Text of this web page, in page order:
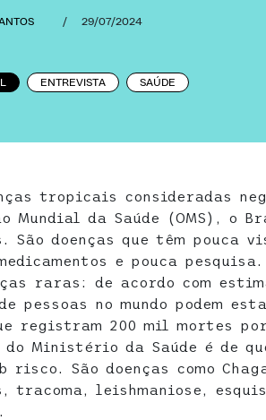
/ 29/07/2024
ENTREVISTA SAÚDE
tropicais consideradas
Mundial da Saúde (OMS), o
São doenças que têm pouca
e pouca
raras: de acordo com
pessoas no mundo podem
registram 200 mil mortes
Ministério da Saúde é de
risco. São doenças como
leishmaniose,